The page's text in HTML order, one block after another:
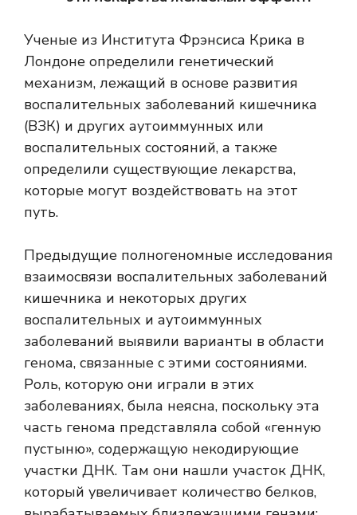
Ученые из Института Фрэнсиса Крика в
Лондоне определили генетический
механизм, лежащий в основе развития
воспалительных заболеваний кишечника
(ВЗК) и других аутоиммунных или
воспалительных состояний, а также
определили существующие лекарства,
которые могут воздействовать на этот
путь.
Предыдущие полногеномные исследования
взаимосвязи воспалительных заболеваний
кишечника и некоторых других
воспалительных и аутоиммунных
заболеваний выявили варианты в области
генома, связанные с этими состояниями.
Роль, которую они играли в этих
заболеваниях, была неясна, поскольку эта
часть генома представляла собой «генную
пустыню», содержащую некодирующие
участки ДНК. Там они нашли участок ДНК,
который увеличивает количество белков,